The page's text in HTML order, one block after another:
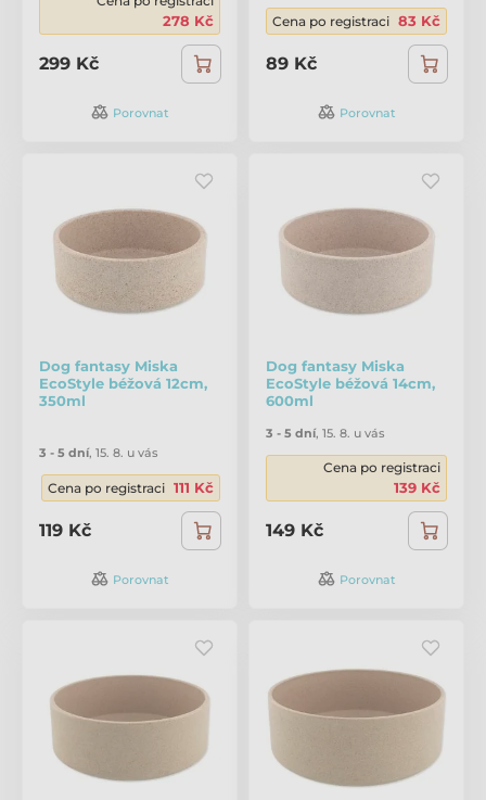
278 Kč
299 Kč
Porovnat
Cena po registraci 83 Kč
89 Kč
Porovnat
Dog fantasy Miska
EcoStyle béžová 12cm,
350ml
3 - 5 dní, 15. 8. u vás
Cena po registraci 111 Kč
119 Kč
Porovnat
Dog fantasy Miska
EcoStyle béžová 14cm,
600ml
3 - 5 dní, 15. 8. u vás
Cena po registraci
139 Kč
149 Kč
Porovnat